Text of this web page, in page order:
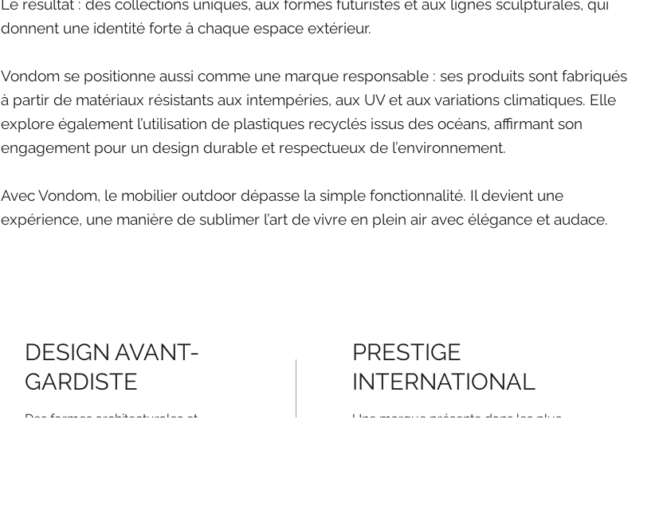
Le résultat : des collections uniques, aux formes futuristes et aux lignes sculpturales, qui
donnent une identité forte à chaque espace extérieur.
Vondom se positionne aussi comme une marque responsable : ses produits sont fabriqués
à partir de matériaux résistants aux intempéries, aux UV et aux variations climatiques. Elle
explore également l’utilisation de plastiques recyclés issus des océans, affirmant son
engagement pour un design durable et respectueux de l’environnement.
Avec Vondom, le mobilier outdoor dépasse la simple fonctionnalité. Il devient une
expérience, une manière de sublimer l’art de vivre en plein air avec élégance et audace.
DESIGN AVANT-
GARDISTE
Des formes architecturales et
PRESTIGE
INTERNATIONAL
Une marque présente dans les plus